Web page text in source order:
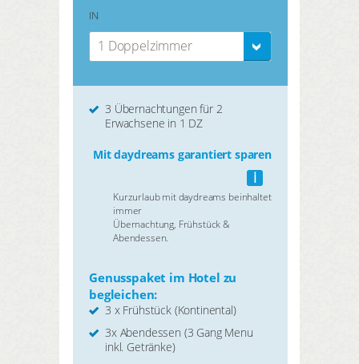
IN
1 Doppelzimmer
3 Übernachtungen für 2
Erwachsene in 1 DZ
Mit daydreams garantiert sparen
i
Kurzurlaub mit daydreams beinhaltet
immer
Übernachtung, Frühstück &
Abendessen.
Genusspaket im Hotel zu
begleichen:
3 x Frühstück (Kontinental)
3x Abendessen (3 Gang Menu
inkl. Getränke)